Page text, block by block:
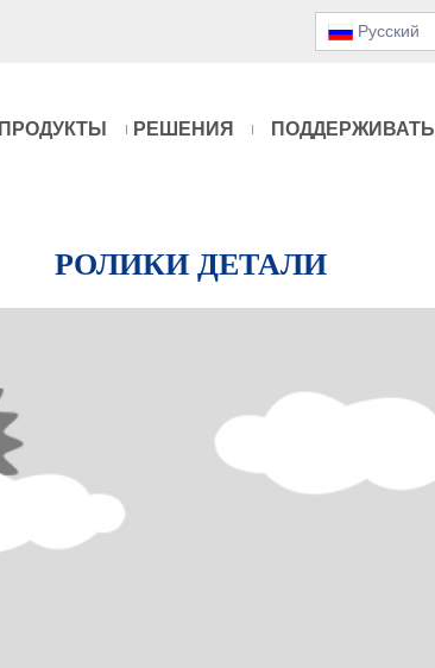
Pусский
ПРОДУКТЫ РЕШЕНИЯ ПОДДЕРЖИВАТЬ
РОЛИКИ ДЕТАЛИ